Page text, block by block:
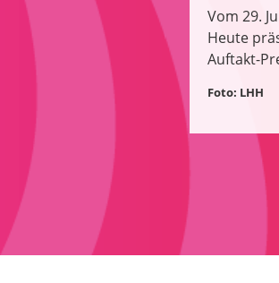
Vom 29.
Heute
Auftakt-
Foto: LHH